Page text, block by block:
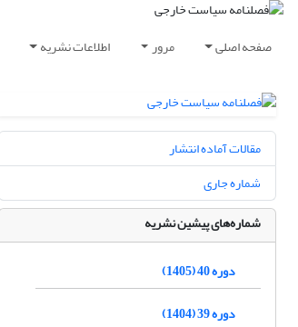
صفحه اصلی مرور اطلاعات نشریه
مقالات آماده انتشار
شماره جاری
شماره‌های پیشین نشریه
دوره 40 (1405)
دوره 39 (1404)